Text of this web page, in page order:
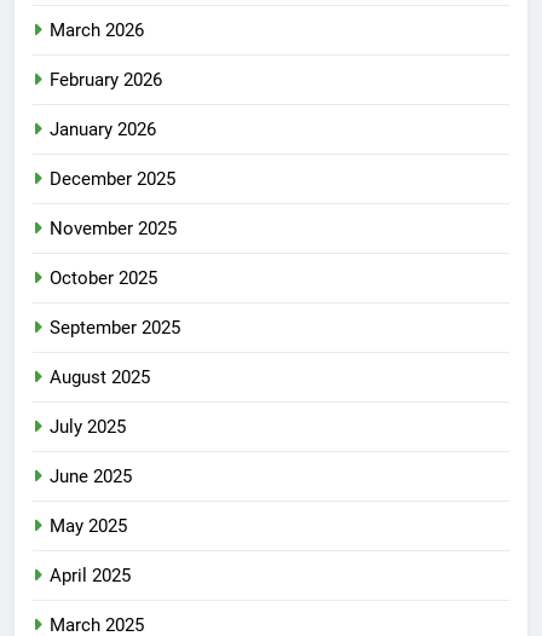
March 2026
February 2026
January 2026
December 2025
November 2025
October 2025
September 2025
August 2025
July 2025
June 2025
May 2025
April 2025
March 2025